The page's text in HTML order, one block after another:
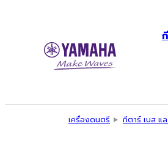
เครื่องดนตรี กีตาร์ เบส แ